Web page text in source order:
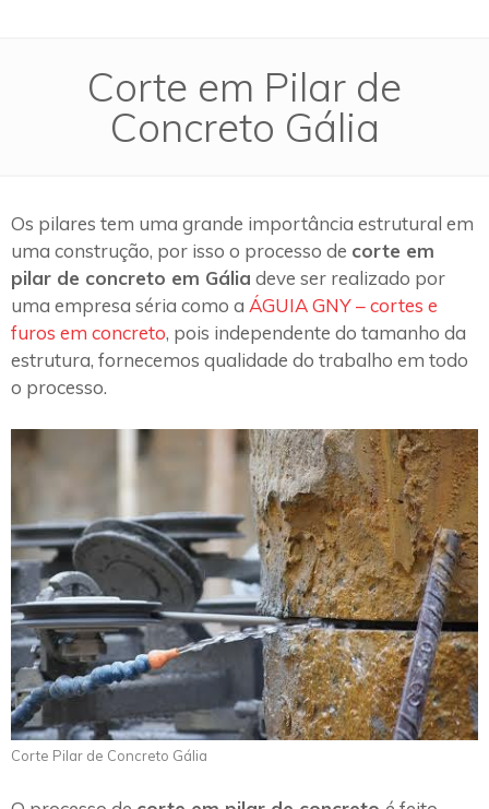
Corte em Pilar de
Concreto Gália
Os pilares tem uma grande importância estrutural em
uma construção, por isso o processo de corte em
pilar de concreto em Gália deve ser realizado por
uma empresa séria como a ÁGUIA GNY – cortes e
furos em concreto, pois independente do tamanho da
estrutura, fornecemos qualidade do trabalho em todo
o processo.
Corte Pilar de Concreto Gália